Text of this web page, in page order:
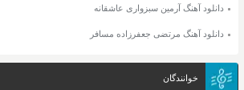
دانلود آهنگ آرمین سبزواری عاشقانه
دانلود آهنگ مرتضی جعفرزاده مسافر
خوانندگان